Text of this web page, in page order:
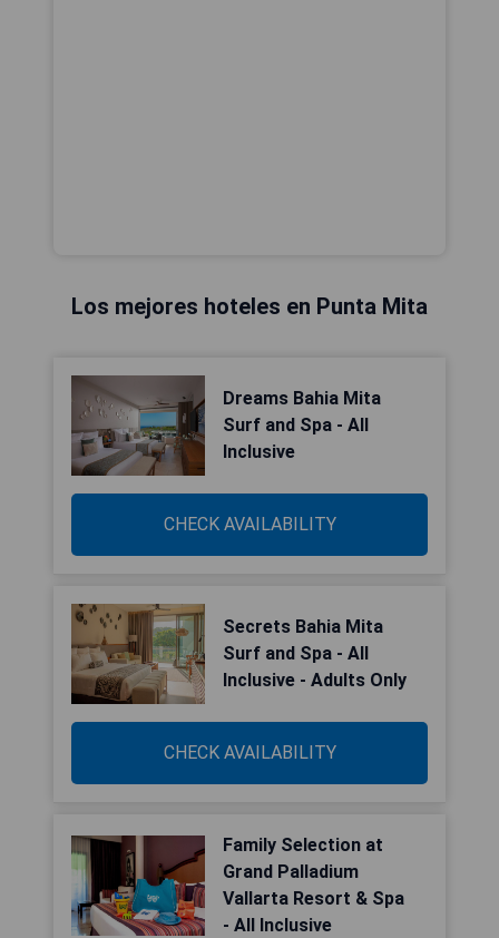
Los mejores hoteles en Punta Mita
Dreams Bahia Mita
Surf and Spa - All
Inclusive
CHECK AVAILABILITY
Secrets Bahia Mita
Surf and Spa - All
Inclusive - Adults Only
CHECK AVAILABILITY
Family Selection at
Grand Palladium
Vallarta Resort & Spa
- All Inclusive